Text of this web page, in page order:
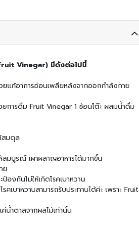
Vinegar) มีดังต่อไปนี้
แก้อาการอ่อนเพลียหลังจากออกกำลังกาย
การดื่ม Fruit Vinegar 1 ช้อนโต๊ะ ผสมน้ำดื่ม
สมดุล
สมบูรณ์ เผาผลาญอาหารได้มากขึ้น
ย
องกันไม่ให้เกิดโรคเบาหวาน
คเบาหวานสามารถรับประทานได้ค่ะ เพราะ Fruit
น้ำตาลจากผลไม้เท่านั้น